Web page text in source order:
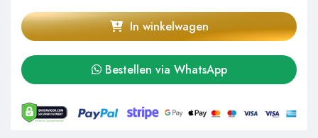
In winkelwagen
Bestellen via WhatsApp